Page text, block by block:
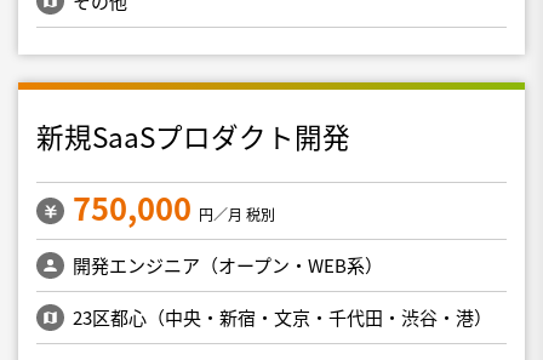
新規SaaSプロダクト開発
750,000 円／月 税別
開発エンジニア（オープン・WEB系）
23区都心（中央・新宿・文京・千代田・渋谷・港）